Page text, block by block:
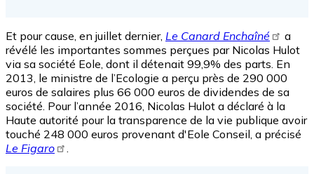
Et pour cause, en juillet dernier, Le Canard Enchaîné
a
révélé les importantes sommes perçues par Nicolas Hulot
via sa société Eole, dont il détenait 99,9% des parts. En
2013, le ministre de l’Ecologie a perçu près de 290 000
euros de salaires plus 66 000 euros de dividendes de sa
société. Pour l’année 2016, Nicolas Hulot a déclaré à la
Haute autorité pour la transparence de la vie publique avoir
touché 248 000 euros provenant d'Eole Conseil, a précisé
Le Figaro